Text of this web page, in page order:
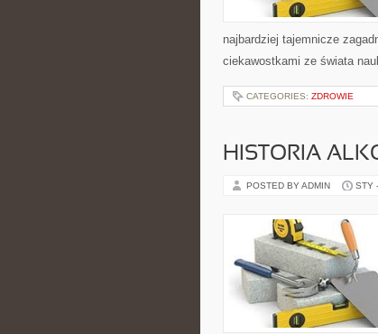
najbardziej tajemnicze
ciekawostkami ze świata
CATEGORIES: ZDROWIE
HISTORIA
POSTED BY ADMIN STY